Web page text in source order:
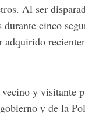
Al ser
durante cinco
adquirido
vecino y
y de la